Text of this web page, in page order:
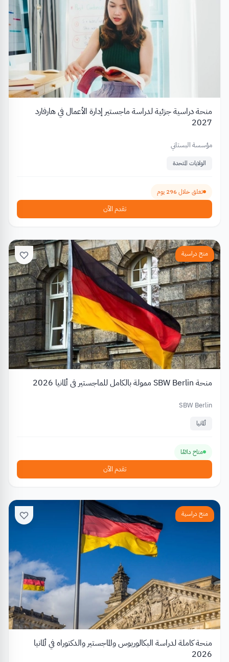
منحة دراسية جزئية لدراسة ماجستير إدارة الأعمال في هارفارد
2027
مؤسسة البستاني
الولايات المتحدة
تغلق خلال 296 يوم
تقدم الآن
منح دراسية
منحة SBW Berlin ممولة بالكامل للماجستير في ألمانيا 2026
SBW Berlin
ألمانيا
متاح دائمًا
تقدم الآن
منح دراسية
منحة كاملة لدراسة البكالوريوس والماجستير والدكتوراه في ألمانيا
2026